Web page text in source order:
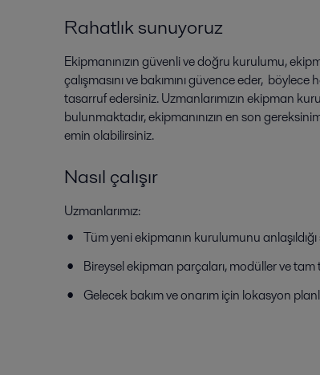
Rahatlık sunuyoruz
Ekipmanınızın güvenli ve doğru kurulumu,
çalışmasını ve bakımını güvence eder,
tasarruf edersiniz. Uzmanlarımızın ekipman
bulunmaktadır, ekipmanınızın en son
emin olabilirsiniz.
Nasıl çalışır
Uzmanlarımız:
Tüm yeni ekipmanın kurulumunu
Bireysel ekipman parçaları, modüller ve tam
Gelecek bakım ve onarım için lokasyon